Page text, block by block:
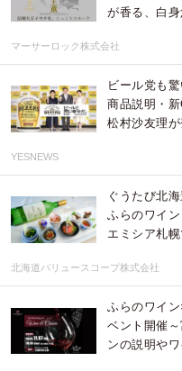
が香る、白
マーサーロック株式会社
ビール党も
商品説明・
松村沙友理
YESNEWS
ぐうたび北
ふらのワイ
エミシア札
北海道バリュースコープ株式会社
ふらのワイ
ベント開催
ンの説明や